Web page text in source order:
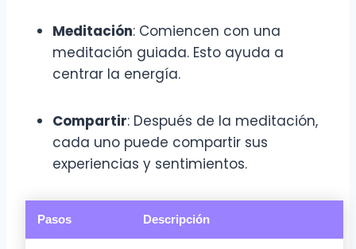
Meditación: Comiencen con una
meditación guiada. Esto ayuda a
centrar la energía.
Compartir: Después de la meditación,
cada uno puede compartir sus
experiencias y sentimientos.
Pasos Descripción